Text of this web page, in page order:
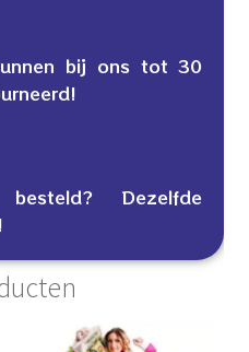
bij ons tot 30
Dezelfde